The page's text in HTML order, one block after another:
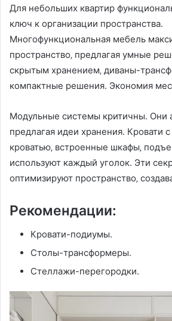
Для небольших квартир
ключ к организации пространства.
Многофункциональная мебель
пространство‚ предлагая умные
скрытым хранением‚ диваны-
компактные решения. Экономия
Модульные системы критичны. Они
предлагая идеи хранения. Кровати
кроватью‚ встроенные шкафы‚
используют каждый уголок. Эти
оптимизируют пространство‚
Рекомендации:
Кровати-подиумы.
Столы-трансформеры.
Стеллажи-перегородки.